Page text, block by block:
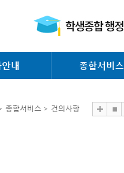
내 종합서비스
종합서비스 > 건의사항